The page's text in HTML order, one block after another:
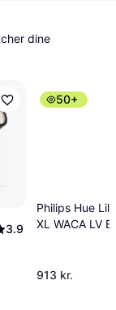
dine
3.9
50+
Philips Hue Lily
XL WACA LV
913 kr.